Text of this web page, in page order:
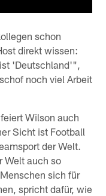
schon
direkt wissen:
'Deutschland'",
noch viel Arbeit
Wilson auch
Sicht ist Football
der Welt.
Welt auch so
sich für
spricht dafür, wie